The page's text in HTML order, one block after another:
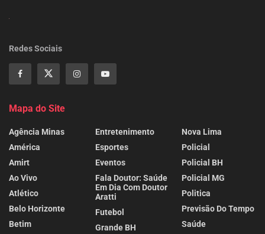
Redes Sociais
Mapa do Site
Agência Minas
América
Amirt
Ao Vivo
Atlético
Belo Horizonte
Betim
Entretenimento
Esportes
Eventos
Fala Doutor: Saúde
Em Dia Com Doutor
Aratti
Futebol
Grande BH
Nova Lima
Policial
Policial BH
Policial MG
Politica
Previsão Do Tempo
Saúde